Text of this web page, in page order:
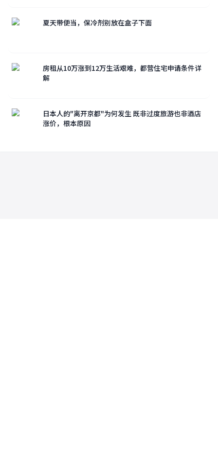
夏天带便当，保冷剂别放在盒子下面
房租从10万涨到12万生活艰难，都营住宅申请条件详
解
日本人的"离开京都"为何发生 既非过度旅游也非酒店
涨价，根本原因